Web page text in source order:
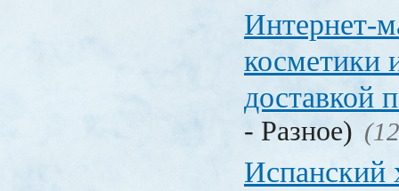
Интернет-
косметики
доставкой
- Разное)
Испанский